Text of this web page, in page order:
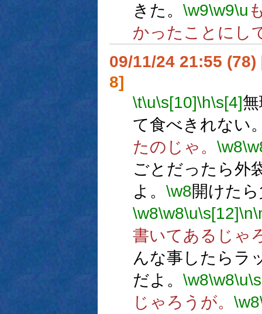
きた。 \w9\w9\u
かったことにし
09/11/24 21:55 (78)
8]
\t\u\s[10]\h\s[4]
て食べきれない
たのじゃ。 \w8
ごとだったら外
よ。 \w8開けた
\w8\w8\u\s[12]\n
書いてあるじゃ
んな事したらラ
だよ。 \w8\w8\u
じゃろうが。 \w8